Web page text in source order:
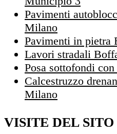
Pavimenti
Milano
Pavimenti in pietra
Lavori stradali
Posa sottofondi
Calcestruzzo
Milano
VISITE DEL SITO